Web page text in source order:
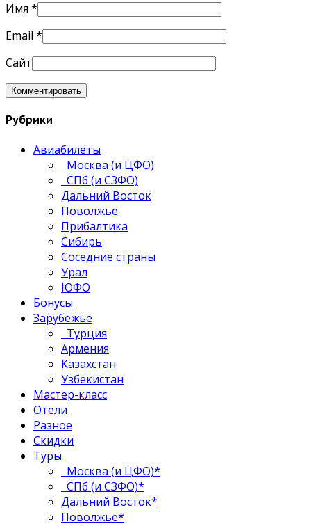
Имя *
Email *
Сайт
Рубрики
Авиабилеты
Москва (и ЦФО)
СПб (и СЗФО)
Дальний Восток
Поволжье
Прибалтика
Сибирь
Соседние страны
Урал
ЮФО
Бонусы
Зарубежье
Турция
Армения
Казахстан
Узбекистан
Мастер-класс
Отели
Разное
Скидки
Туры
Москва (и ЦФО)*
СПб (и СЗФО)*
Дальний Восток*
Поволжье*